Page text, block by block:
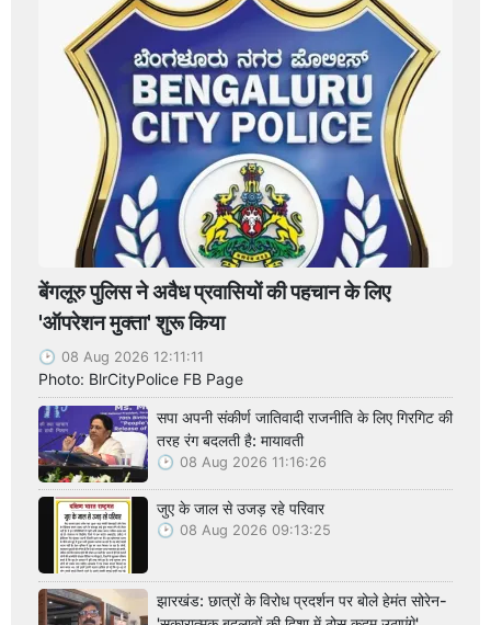
बेंगलूरु पुलिस ने अवैध प्रवासियों की पहचान के लिए
'ऑपरेशन मुक्ता' शुरू किया
08 Aug 2026 12:11:11
Photo: BlrCityPolice FB Page
सपा अपनी संकीर्ण जातिवादी राजनीति के लिए गिरगिट की
तरह रंग बदलती है: मायावती
08 Aug 2026 11:16:26
जुए के जाल से उजड़ रहे परिवार
08 Aug 2026 09:13:25
झारखंड: छात्रों के विरोध प्रदर्शन पर बोले हेमंत सोरेन-